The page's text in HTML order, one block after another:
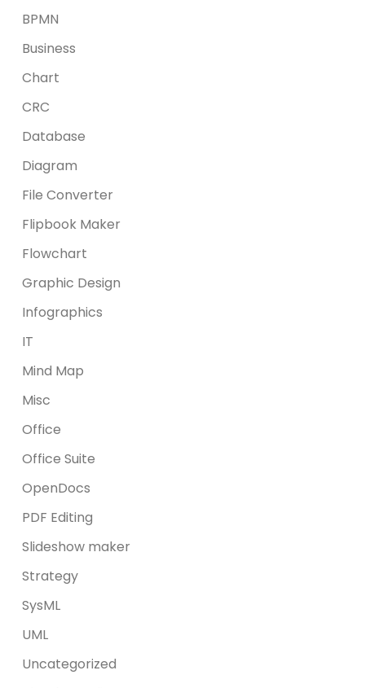
BPMN
Business
Chart
CRC
Database
Diagram
File Converter
Flipbook Maker
Flowchart
Graphic Design
Infographics
IT
Mind Map
Misc
Office
Office Suite
OpenDocs
PDF Editing
Slideshow maker
Strategy
SysML
UML
Uncategorized